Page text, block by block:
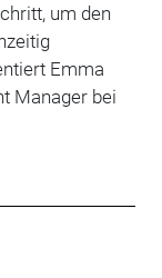
um den
Emma
Manager bei